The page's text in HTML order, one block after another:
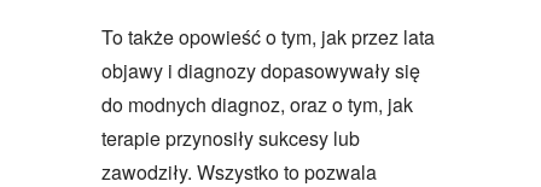
To także opowieść o tym, jak przez lata
objawy i diagnozy dopasowywały się
do modnych diagnoz, oraz o tym, jak
terapie przynosiły sukcesy lub
zawodziły. Wszystko to pozwala